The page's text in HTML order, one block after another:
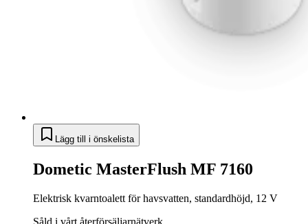
Lägg till i önskelista
Dometic MasterFlush MF 7160
Elektrisk kvarntoalett för havsvatten, standardhöjd, 12 V
Såld i vårt återförsäljarnätverk